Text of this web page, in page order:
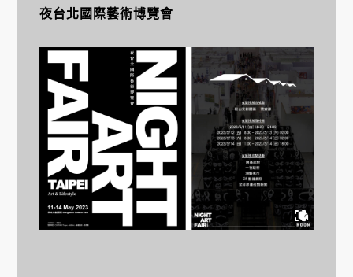
夜台北國際藝術博覽會